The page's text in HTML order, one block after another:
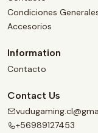
Condiciones
Accesorios
Information
Contacto
Contact Us
+56989127453